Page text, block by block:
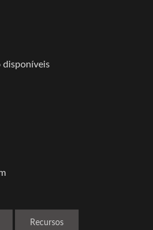
disponíveis
Recursos